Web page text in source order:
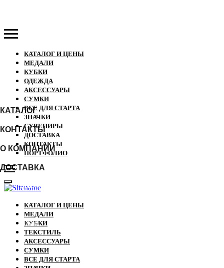
КАТАЛОГ И ЦЕНЫ
МЕДАЛИ
КУБКИ
ОДЕЖДА
АКСЕССУАРЫ
СУМКИ
ВСЕ ДЛЯ СТАРТА
ЗНАЧКИ
СУВЕНИРЫ
ДОСТАВКА
КОНТАКТЫ
ПОРТФОЛИО
КАТАЛОГ
КОНТАКТЫ
О КОМПАНИИ
ДОСТАВКА
ЗВОНОК
Назад
КАТАЛОГ И ЦЕНЫ
МЕДАЛИ
КУБКИ
ТЕКСТИЛЬ
АКСЕССУАРЫ
СУМКИ
ВСЕ ДЛЯ СТАРТА